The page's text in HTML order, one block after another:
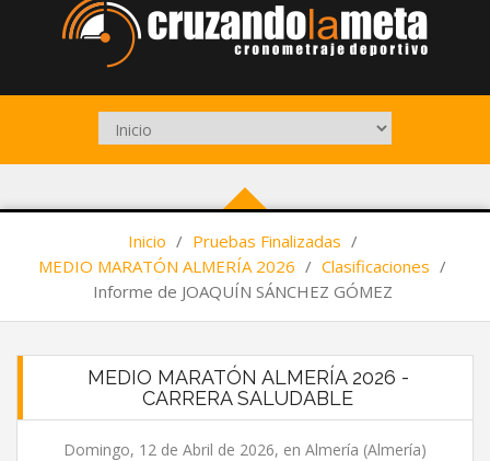
Inicio / Pruebas Finalizadas /
MEDIO MARATÓN ALMERÍA 2026 / Clasificaciones /
Informe de JOAQUÍN SÁNCHEZ GÓMEZ
MEDIO MARATÓN ALMERÍA 2026 -
CARRERA SALUDABLE
Domingo, 12 de Abril de 2026, en Almería (Almería)